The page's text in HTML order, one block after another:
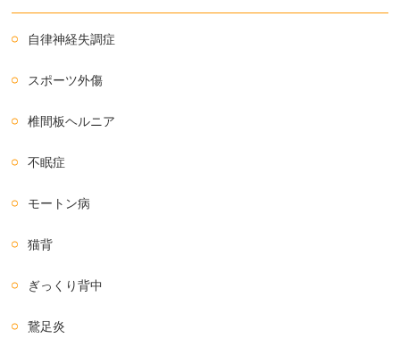
自律神経失調症
スポーツ外傷
椎間板ヘルニア
不眠症
モートン病
猫背
ぎっくり背中
鵞足炎